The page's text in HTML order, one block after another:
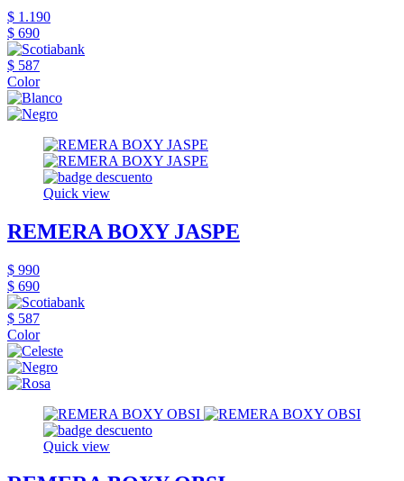
$ 1.190
$ 690
$ 587
Color
Quick view
REMERA BOXY JASPE
$ 990
$ 690
$ 587
Color
Quick view